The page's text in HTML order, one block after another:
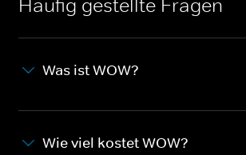
Häufig gestellte Fragen
Was ist WOW?
Wie viel kostet WOW?